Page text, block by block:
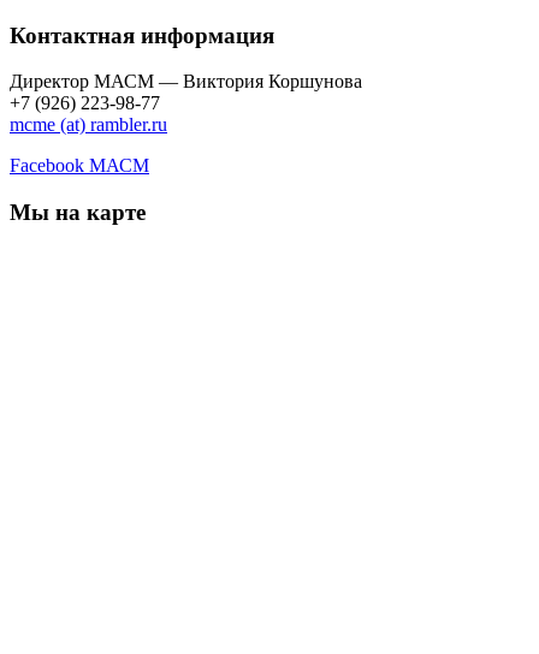
Контактная информация
Директор МАСМ — Виктория Коршунова
+7 (926) 223-98-77
mcme (at) rambler.ru
Facebook МАСМ
Мы на карте